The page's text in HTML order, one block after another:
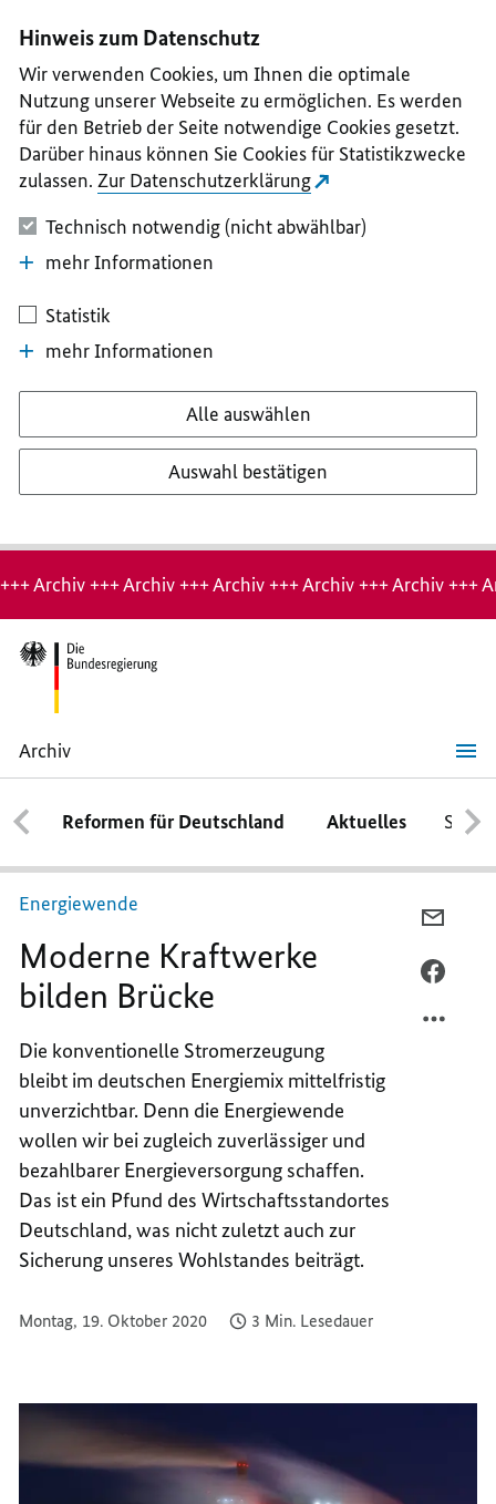
II
III
IV
V
Hinweis zum Datenschutz
Wir verwenden Cookies, um Ihnen die optimale
Nutzung unserer Webseite zu ermöglichen. Es werden
für den Betrieb der Seite notwendige Cookies gesetzt.
Darüber hinaus können Sie Cookies für Statistikzwecke
zulassen. Zur Datenschutzerklärung
Technisch notwendig (nicht abwählbar)
mehr Informationen
Statistik
mehr Informationen
Alle auswählen
Auswahl bestätigen
Hinweis:
Archiv-
Seite
+++ Archiv +++ Archiv +++ Archiv +++ Archiv +++ Archiv +++
Archiv
Moderne
Kraftwerke
bilden
BrückeReformen für Deutschland Aktuelles
Energiewende
Moderne Kraftwerke
bilden Brücke
Die konventionelle Stromerzeugung
bleibt im deutschen Energiemix mittelfristig
unverzichtbar. Denn die Energiewende
wollen wir bei zugleich zuverlässiger und
bezahlbarer Energieversorgung schaffen.
Das ist ein Pfund des Wirtschaftsstandortes
Deutschland, was nicht zuletzt auch zur
Sicherung unseres Wohlstandes beiträgt.
Montag, 19. Oktober 2020 3 Min. Lesedauer